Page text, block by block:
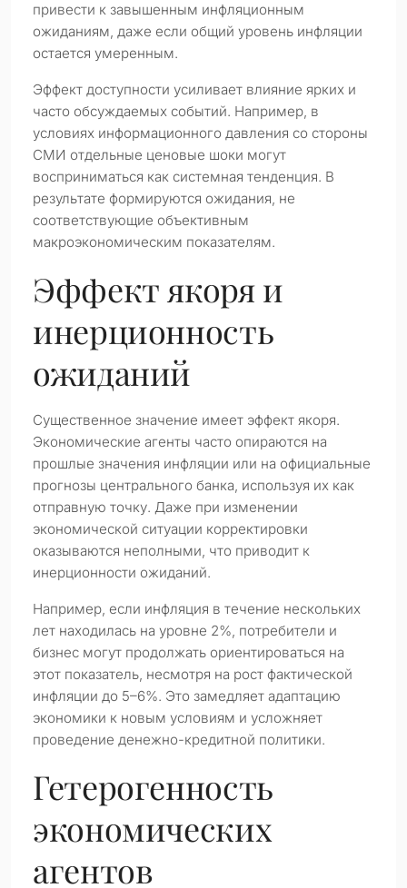
привести к завышенным инфляционным
ожиданиям, даже если общий уровень инфляции
остается умеренным.
Эффект доступности усиливает влияние ярких и
часто обсуждаемых событий. Например, в
условиях информационного давления со стороны
СМИ отдельные ценовые шоки могут
восприниматься как системная тенденция. В
результате формируются ожидания, не
соответствующие объективным
макроэкономическим показателям.
Эффект якоря и
инерционность
ожиданий
Существенное значение имеет эффект якоря.
Экономические агенты часто опираются на
прошлые значения инфляции или на официальные
прогнозы центрального банка, используя их как
отправную точку. Даже при изменении
экономической ситуации корректировки
оказываются неполными, что приводит к
инерционности ожиданий.
Например, если инфляция в течение нескольких
лет находилась на уровне 2%, потребители и
бизнес могут продолжать ориентироваться на
этот показатель, несмотря на рост фактической
инфляции до 5–6%. Это замедляет адаптацию
экономики к новым условиям и усложняет
проведение денежно-кредитной политики.
Гетерогенность
экономических
агентов